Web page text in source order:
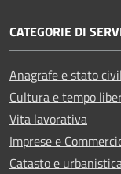
CATEGORIE DI
Anagrafe e stato
Cultura e tempo
Vita lavorativa
Imprese e
Catasto e